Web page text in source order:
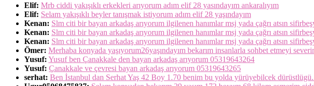
Elif: Mrb ciddi yakışıklı erkekleri arıyorum adım elif 28 yasındayım ankaralıyım
Elif: Selam yakışıklı beyler tanışmak istiyorum adım elif 28 yaşındayım
Kenan: Slm citi bir bayan arkadaş arıyorum ilgilenen hanımlar msj yada çağrı atsın
Kenan: Slm citi bir bayan arkadaş arıyorum ilgilenen hanımlar msj yada çağrı atsın
Kenan: Slm citi bir bayan arkadaş arıyorum ilgilenen hanımlar msj yada çağrı atsın
Ömer: Merhaba konyada yaşıyorum26yaşındayım bekarım insanlarla sohbet etmeyi
Yusuf: Yusuf ben Çanakkale den bayan arkadaş arıyorum 05319643264
Yusuf: Çanakkale ve çevresi bayan arkadaş arıyorum 05319643265
serhat: Ben İstanbul dan Serhat Yaş 42 Boy 1.70 benim bu yolda yürüyebilcek